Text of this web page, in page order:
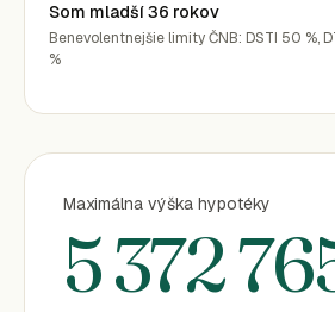
Som mladší 36 rokov
Benevolentnejšie limity ČNB: DSTI 50 %,
%
Maximálna výška hypotéky
5 372